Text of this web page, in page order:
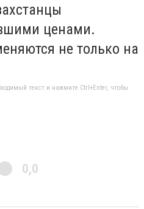
ценами.
не только на
текст и нажмите Ctrl+Enter, чтобы
0,0